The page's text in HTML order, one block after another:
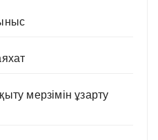
мерзімін ұзарту